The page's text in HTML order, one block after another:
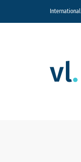
International